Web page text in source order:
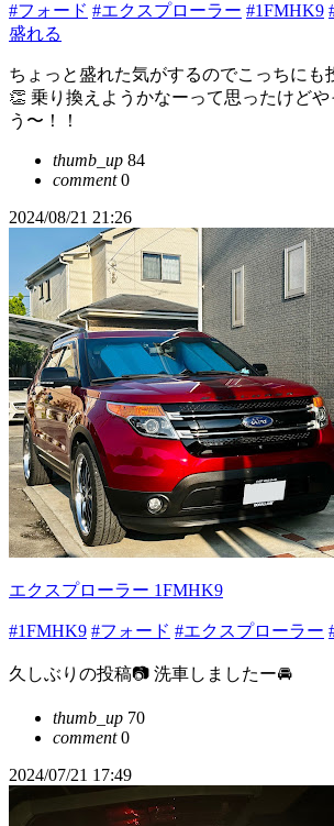
#フォード #エクスプローラー #1FMHK9
盛れる
ちょっと盛れた気がするのでこっちにも
👏 乗り換えようかなーって思ったけどや
う〜！！
thumb_up 84
comment0
2024/08/21 21:26
エクスプローラー 1FMHK9
#1FMHK9 #フォード #エクスプローラー
久しぶりの投稿📷 洗車しましたー🚘
thumb_up 70
comment0
2024/07/21 17:49